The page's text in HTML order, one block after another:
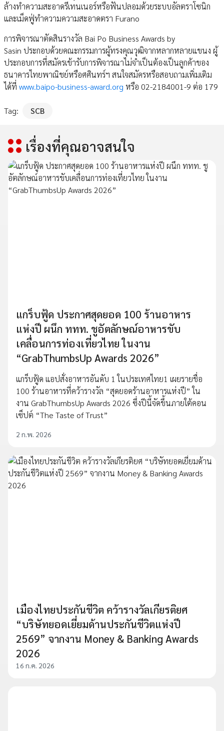
ล้างทำความสะอาดรีเทนเนอร์หรือฟันปลอมด้วยระบบอัลตราโซนิก
และเม็ดฟู่ทำความความสะอาดตรา Furano
การพิจารณาตัดสินรางวัล Bai Po Business Awards by
Sasin ประกอบด้วยคณะกรรมการผู้ทรงคุณวุฒิจากหลากหลายแขนง ผู้
ประกอบการที่สมัครเข้ารับการพิจารณาไม่จำเป็นต้องเป็นลูกค้าของ
ธนาคารไทยพาณิชย์หรือศศินทร์ฯ สนใจสมัครหรือสอบถามเพิ่มเติม
ได้ที่ www.baipo-business-award.org หรือ 02-2184001-9 ต่อ 179
Tag: SCB
เรื่องที่คุณอาจสนใจ
แกร็บฟู้ด ประกาศสุดยอด 100 ร้านอาหาร
แห่งปี ผนึก ททท. ชูอัตลักษณ์อาหารขับ
เคลื่อนการท่องเที่ยวไทย ในงาน
“GrabThumbsUp Awards 2026”
แกร็บฟู้ด แอปสั่งอาหารอันดับ 1 ในประเทศไทย1 เผยรายชื่อ
100 ร้านอาหารที่คว้ารางวัล “สุดยอดร้านอาหารแห่งปี” ใน
งาน GrabThumbsUp Awards 2026 ซึ่งปีนี้จัดขึ้นภายใต้คอน
เซ็ปต์ “The Taste of Trust”
2 ก.พ. 2026
เมืองไทยประกันชีวิต คว้ารางวัลเกียรติยศ
“บริษัทยอดเยี่ยมด้านประกันชีวิตแห่งปี
2569” จากงาน Money & Banking Awards
2026
16 ก.ค. 2026